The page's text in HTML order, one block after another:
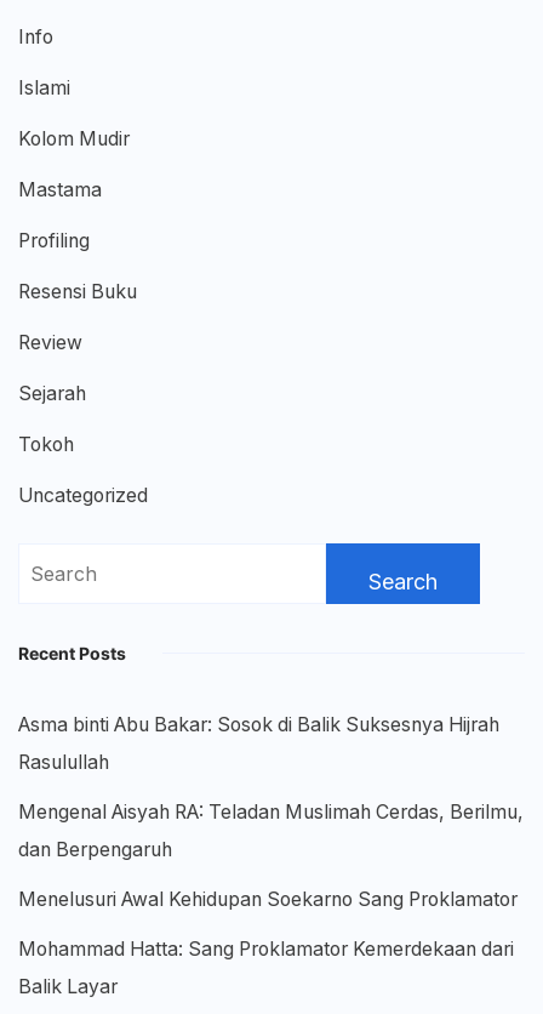
Info
Islami
Kolom Mudir
Mastama
Profiling
Resensi Buku
Review
Sejarah
Tokoh
Uncategorized
Search
Recent Posts
Asma binti Abu Bakar: Sosok di Balik Suksesnya Hijrah
Rasulullah
Mengenal Aisyah RA: Teladan Muslimah Cerdas, Berilmu,
dan Berpengaruh
Menelusuri Awal Kehidupan Soekarno Sang Proklamator
Mohammad Hatta: Sang Proklamator Kemerdekaan dari
Balik Layar